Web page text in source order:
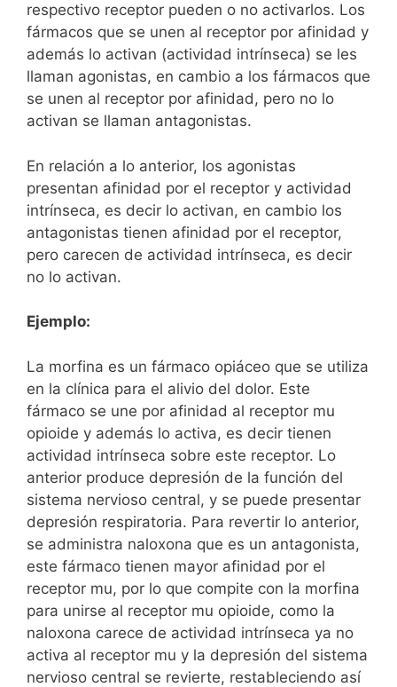
respectivo receptor pueden o no activarlos. Los
fármacos que se unen al receptor por afinidad y
además lo activan (actividad intrínseca) se les
llaman agonistas, en cambio a los fármacos que
se unen al receptor por afinidad, pero no lo
activan se llaman antagonistas.
En relación a lo anterior, los agonistas
presentan afinidad por el receptor y actividad
intrínseca, es decir lo activan, en cambio los
antagonistas tienen afinidad por el receptor,
pero carecen de actividad intrínseca, es decir
no lo activan.
Ejemplo:
La morfina es un fármaco opiáceo que se utiliza
en la clínica para el alivio del dolor. Este
fármaco se une por afinidad al receptor mu
opioide y además lo activa, es decir tienen
actividad intrínseca sobre este receptor. Lo
anterior produce depresión de la función del
sistema nervioso central, y se puede presentar
depresión respiratoria. Para revertir lo anterior,
se administra naloxona que es un antagonista,
este fármaco tienen mayor afinidad por el
receptor mu, por lo que compite con la morfina
para unirse al receptor mu opioide, como la
naloxona carece de actividad intrínseca ya no
activa al receptor mu y la depresión del sistema
nervioso central se revierte, restableciendo así